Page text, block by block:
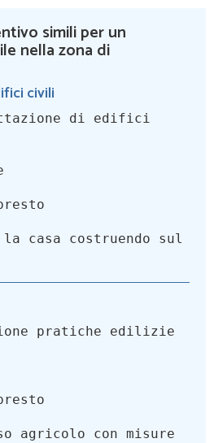
simili per un
nella zona di
civili
di edifici
casa costruendo sul
pratiche edilizie
agricolo con misure